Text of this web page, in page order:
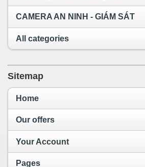
CAMERA AN NINH - GIÁM SÁT
All categories
Sitemap
Home
Our offers
Your Account
Pages